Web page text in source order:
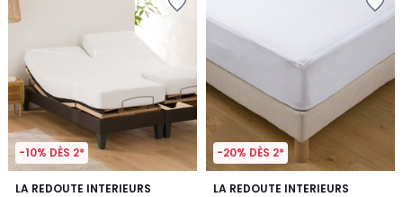
-10% DÈS 2*
LA REDOUTE INTERIEURS
4,3
-20% DÈS 2*
LA REDOUTE INTERIEURS
4,4